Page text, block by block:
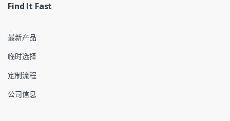
Find It Fast
最新产品
临时选择
定制流程
公司信息